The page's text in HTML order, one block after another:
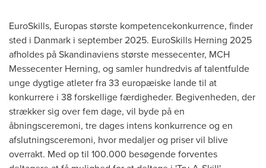
EuroSkills, Europas største kompetencekonkurrence, finder
sted i Danmark i september 2025. EuroSkills Herning 2025
afholdes på Skandinaviens største messecenter, MCH
Messecenter Herning, og samler hundredvis af talentfulde
unge dygtige atleter fra 33 europæiske lande til at
konkurrere i 38 forskellige færdigheder. Begivenheden, der
strækker sig over fem dage, vil byde på en
åbningsceremoni, tre dages intens konkurrence og en
afslutningsceremoni, hvor medaljer og priser vil blive
overrakt. Med op til 100.000 besøgende forventes